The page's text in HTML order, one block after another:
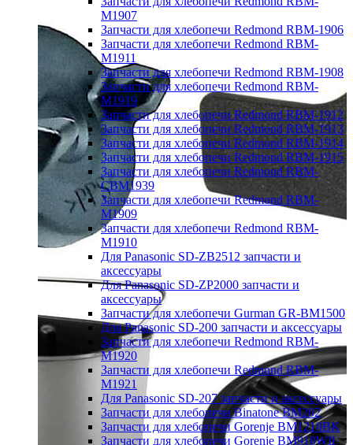
M1907
Запчасти для хлебопечи Redmond RBM-1906
Запчасти для хлебопечи Redmond RBM-
M1911
Запчасти для хлебопечи Redmond RBM-1908
Запчасти для хлебопечи Redmond RBM-
M1919
Запчасти для хлебопечи Redmond RBM-1912
Запчасти для хлебопечи Redmond RBM-1913
Запчасти для хлебопечи Redmond RBM-1914
Запчасти для хлебопечи Redmond RBM-1915
Запчасти для хлебопечи Redmond RBM-
CBM1939
Запчасти для хлебопечи Redmond RBM-
M1909
Запчасти для хлебопечи Redmond RBM-
M1910
Для Panasonic SD-ZB2512 запчасти и
аксессуары
Для Panasonic SD-ZP2000 запчасти и
аксессуары
Запчасти для хлебопечи Gurman GR-BM1500
Для Panasonic SD-200 запчасти и аксессуары
Запчасти для хлебопечи Redmond RBM-
M1920
Запчасти для хлебопечи Redmond RBM-
M1921
Для Panasonic SD-207 запчасти и аксессуары
Запчасти для хлебопечи Binatone BM202
Запчасти для хлебопечи Gorenje BM1210BK
Запчасти для хлебопечи Gorenje BM910WII